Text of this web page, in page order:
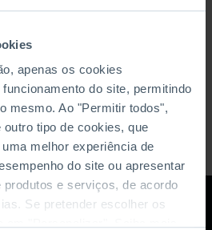
apenas os cookies
do site, permitindo
mesmo. Ao "Permitir todos",
tipo de cookies, que
melhor experiência de
do site ou apresentar
e serviços, de acordo
Se pretender escolher os